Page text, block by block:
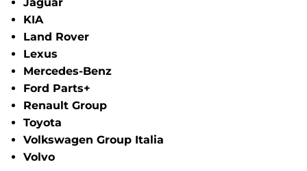
KIA
Land Rover
Lexus
Mercedes-Benz
Ford Parts+
Renault Group
Toyota
Volkswagen Group Italia
Volvo